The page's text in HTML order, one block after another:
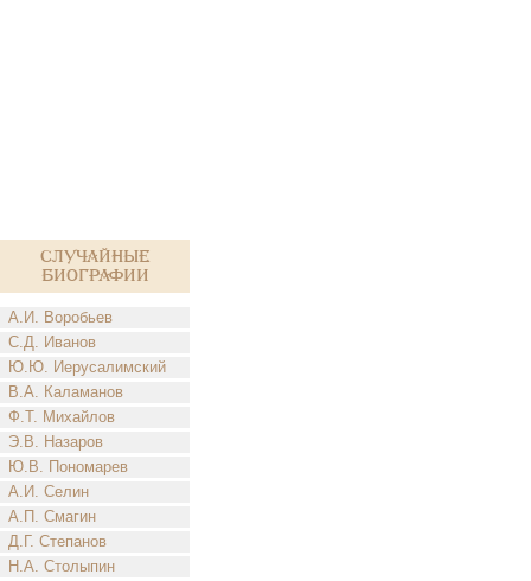
Случайные
биографии
А.И. Воробьев
С.Д. Иванов
Ю.Ю. Иерусалимский
В.А. Каламанов
Ф.Т. Михайлов
Э.В. Назаров
Ю.В. Пономарев
А.И. Селин
А.П. Смагин
Д.Г. Степанов
Н.А. Столыпин